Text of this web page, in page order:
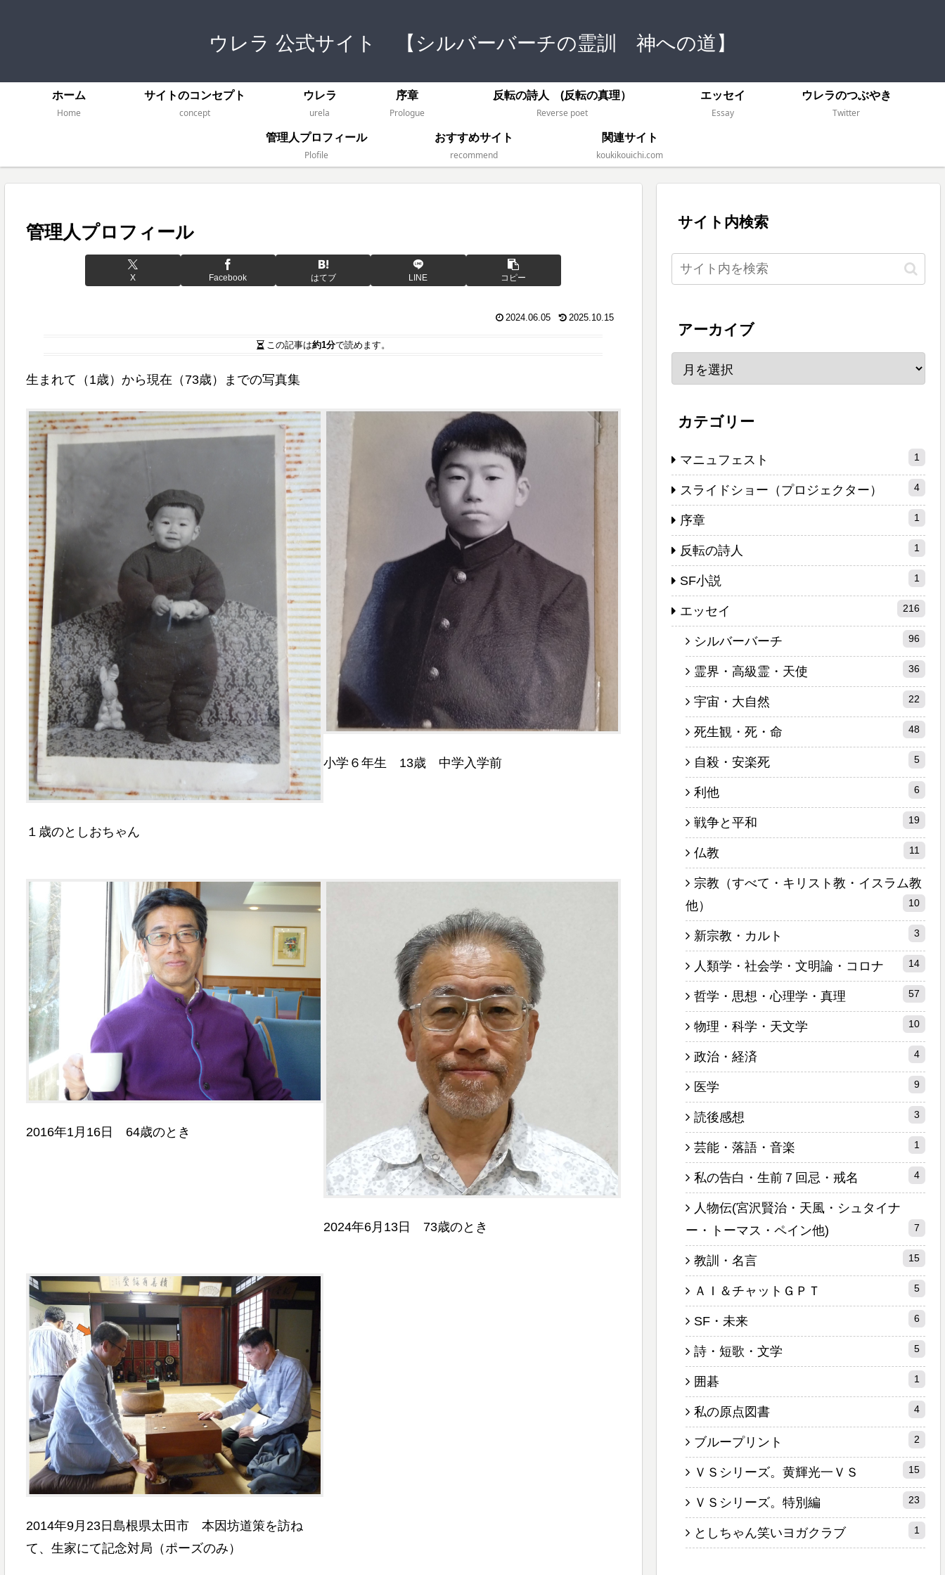
ウレラ 公式サイト 【シルバーバーチの霊訓 神への道】
ホーム
Home
サイトのコンセプト
concept
ウレラ
urela
序章
Prologue
反転の詩人 (反転の真理）
Reverse poet
エッセイ
Essay
ウレラのつぶやき
Twitter
管理人プロフィール
Plofile
おすすめサイト
recommend
関連サイト
koukikouichi.com
管理人プロフィール
X Facebook はてブ LINE コピー
2024.06.05 2025.10.15
この記事は約1分で読めます。
生まれて（1歳）から現在（73歳）までの写真集
１歳のとしおちゃん
小学６年生 13歳 中学入学前
2016年1月16日 64歳のとき
2024年6月13日 73歳のとき
2014年9月23日島根県太田市 本因坊道策を訪ね
て、生家にて記念対局（ポーズのみ）
サイト内検索
アーカイブ
カテゴリー
マニュフェスト 1
スライドショー（プロジェクター） 4
序章 1
反転の詩人 1
SF小説 1
エッセイ 216
シルバーバーチ 96
霊界・高級霊・天使 36
宇宙・大自然 22
死生観・死・命 48
自殺・安楽死 5
利他 6
戦争と平和 19
仏教 11
宗教（すべて・キリスト教・イスラム教
他）
10
新宗教・カルト 3
人類学・社会学・文明論・コロナ 14
哲学・思想・心理学・真理 57
物理・科学・天文学 10
政治・経済 4
医学 9
読後感想 3
芸能・落語・音楽 1
私の告白・生前７回忌・戒名 4
人物伝(宮沢賢治・天風・シュタイナ
ー・トーマス・ペイン他)
7
教訓・名言 15
ＡＩ＆チャットＧＰＴ 5
SF・未来 6
詩・短歌・文学 5
囲碁 1
私の原点図書 4
ブループリント 2
ＶＳシリーズ。黄輝光一ＶＳ 15
ＶＳシリーズ。特別編 23
としちゃん笑いヨガクラブ 1